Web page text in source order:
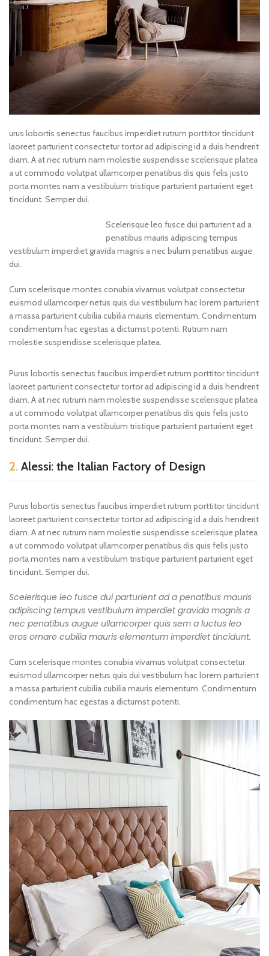
urus lobortis senectus faucibus imperdiet rutrum porttitor tincidunt
laoreet parturient consectetur tortor ad adipiscing id a duis hendrerit
diam. A at nec rutrum nam molestie suspendisse scelerisque platea
a ut commodo volutpat ullamcorper penatibus dis quis felis justo
porta montes nam a vestibulum tristique parturient parturient eget
tincidunt. Semper dui.
Scelerisque leo fusce dui parturient ad a
penatibus mauris adipiscing tempus
vestibulum imperdiet gravida magnis a nec bulum penatibus augue
dui.
Cum scelerisque montes conubia vivamus volutpat consectetur
euismod ullamcorper netus quis dui vestibulum hac lorem parturient
a massa parturient cubilia cubilia mauris elementum. Condimentum
condimentum hac egestas a dictumst potenti. Rutrum nam
molestie suspendisse scelerisque platea.
Purus lobortis senectus faucibus imperdiet rutrum porttitor tincidunt
laoreet parturient consectetur tortor ad adipiscing id a duis hendrerit
diam. A at nec rutrum nam molestie suspendisse scelerisque platea
a ut commodo volutpat ullamcorper penatibus dis quis felis justo
porta montes nam a vestibulum tristique parturient parturient eget
tincidunt. Semper dui.
2. Alessi: the Italian Factory of Design
Purus lobortis senectus faucibus imperdiet rutrum porttitor tincidunt
laoreet parturient consectetur tortor ad adipiscing id a duis hendrerit
diam. A at nec rutrum nam molestie suspendisse scelerisque platea
a ut commodo volutpat ullamcorper penatibus dis quis felis justo
porta montes nam a vestibulum tristique parturient parturient eget
tincidunt. Semper dui.
Scelerisque leo fusce dui parturient ad a penatibus mauris
adipiscing tempus vestibulum imperdiet gravida magnis a
nec penatibus augue ullamcorper quis sem a luctus leo
eros ornare cubilia mauris elementum imperdiet tincidunt.
Cum scelerisque montes conubia vivamus volutpat consectetur
euismod ullamcorper netus quis dui vestibulum hac lorem parturient
a massa parturient cubilia cubilia mauris elementum. Condimentum
condimentum hac egestas a dictumst potenti.